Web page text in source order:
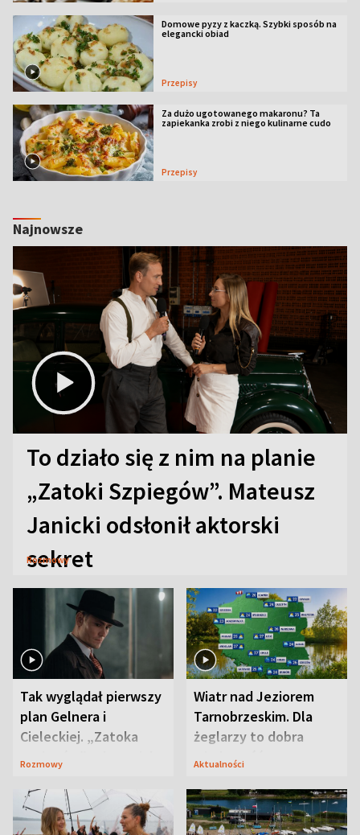
Domowe pyzy z kaczką. Szybki sposób na
elegancki obiad
Przepisy
Za dużo ugotowanego makaronu? Ta
zapiekanka zrobi z niego kulinarne cudo
Przepisy
Najnowsze
To działo się z nim na planie
„Zatoki Szpiegów”. Mateusz
Janicki odsłonił aktorski
sekret
Rozmowy
Tak wyglądał pierwszy
plan Gelnera i
Cieleckiej. „Zatoka
szpiegów” od razu ich
Rozmowy
Wiatr nad Jeziorem
Tarnobrzeskim. Dla
żeglarzy to dobra
wiadomość
Aktualności